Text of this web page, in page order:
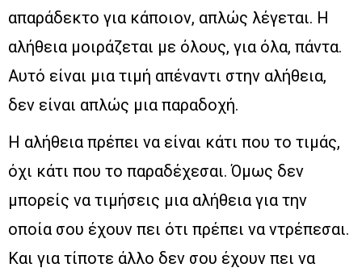
απαράδεκτο για κάποιον, απλώς λέγεται. Η
αλήθεια μοιράζεται με όλους, για όλα, πάντα.
Αυτό είναι μια τιμή απέναντι στην αλήθεια,
δεν είναι απλώς μια παραδοχή.
Η αλήθεια πρέπει να είναι κάτι που το τιμάς,
όχι κάτι που το παραδέχεσαι. Όμως δεν
μπορείς να τιμήσεις μια αλήθεια για την
οποία σου έχουν πει ότι πρέπει να ντρέπεσαι.
Και για τίποτε άλλο δεν σου έχουν πει να